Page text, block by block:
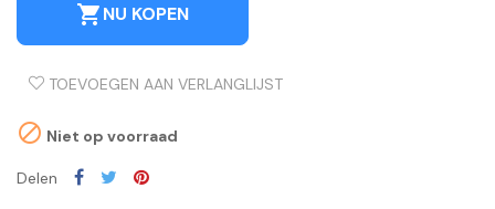
shopping_cartNU KOPEN
TOEVOEGEN AAN VERLANGLIJST
 Niet op voorraad
Delen